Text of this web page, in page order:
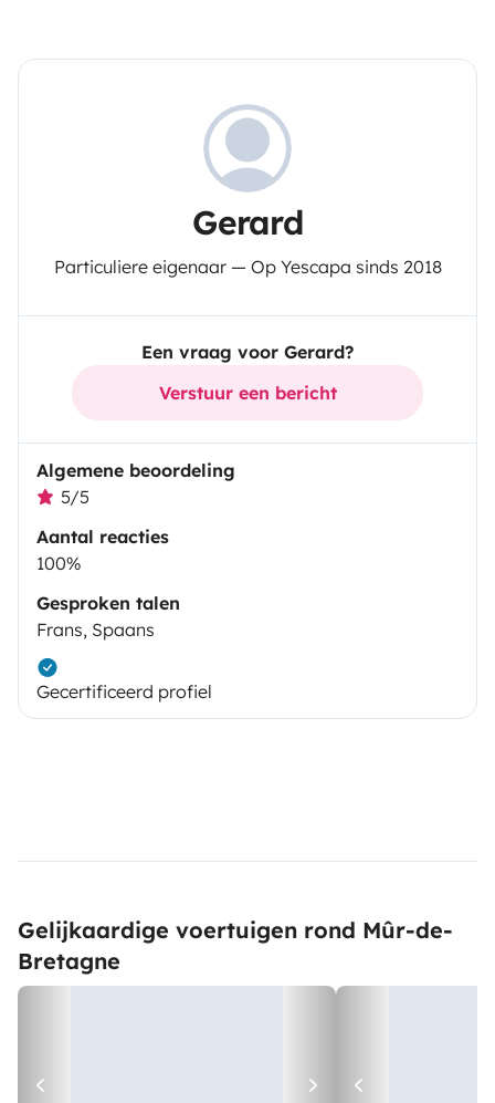
Gerard
Particuliere eigenaar — Op Yescapa sinds 2018
Een vraag voor Gerard?
Verstuur een bericht
Algemene beoordeling
5/5
Aantal reacties
100%
Gesproken talen
Frans, Spaans
Gecertificeerd profiel
Gelijkaardige voertuigen rond Mûr-de-
Bretagne